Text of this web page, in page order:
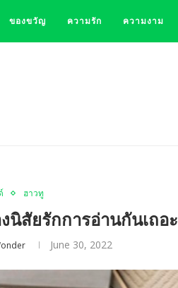
ของขวัญ ความรัก ความงาม
ฮาวทู
นิสัยรักการอ่านกันเถอะ
June 30, 2022